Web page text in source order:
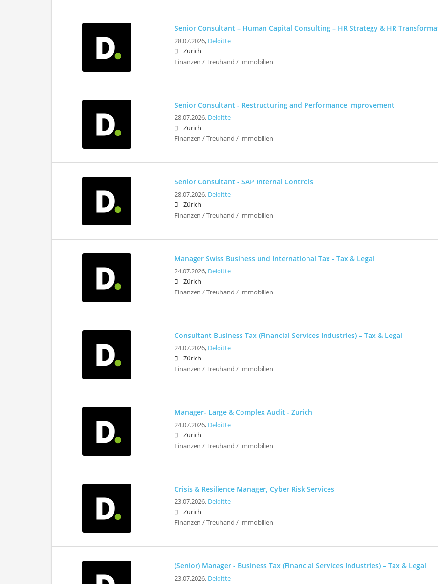
Senior Consultant – Human Capital Consulting – HR Strategy & HR
28.07.2026, Deloitte
Zürich
Finanzen / Treuhand / Immobilien
Senior Consultant - Restructuring and Performance Improvement
28.07.2026, Deloitte
Zürich
Finanzen / Treuhand / Immobilien
Senior Consultant - SAP Internal Controls
28.07.2026, Deloitte
Zürich
Finanzen / Treuhand / Immobilien
Manager Swiss Business und International Tax - Tax & Legal
24.07.2026, Deloitte
Zürich
Finanzen / Treuhand / Immobilien
Consultant Business Tax (Financial Services Industries) – Tax & Legal
24.07.2026, Deloitte
Zürich
Finanzen / Treuhand / Immobilien
Manager- Large & Complex Audit - Zurich
24.07.2026, Deloitte
Zürich
Finanzen / Treuhand / Immobilien
Crisis & Resilience Manager, Cyber Risk Services
23.07.2026, Deloitte
Zürich
Finanzen / Treuhand / Immobilien
(Senior) Manager - Business Tax (Financial Services Industries) – Tax & Legal
23.07.2026, Deloitte